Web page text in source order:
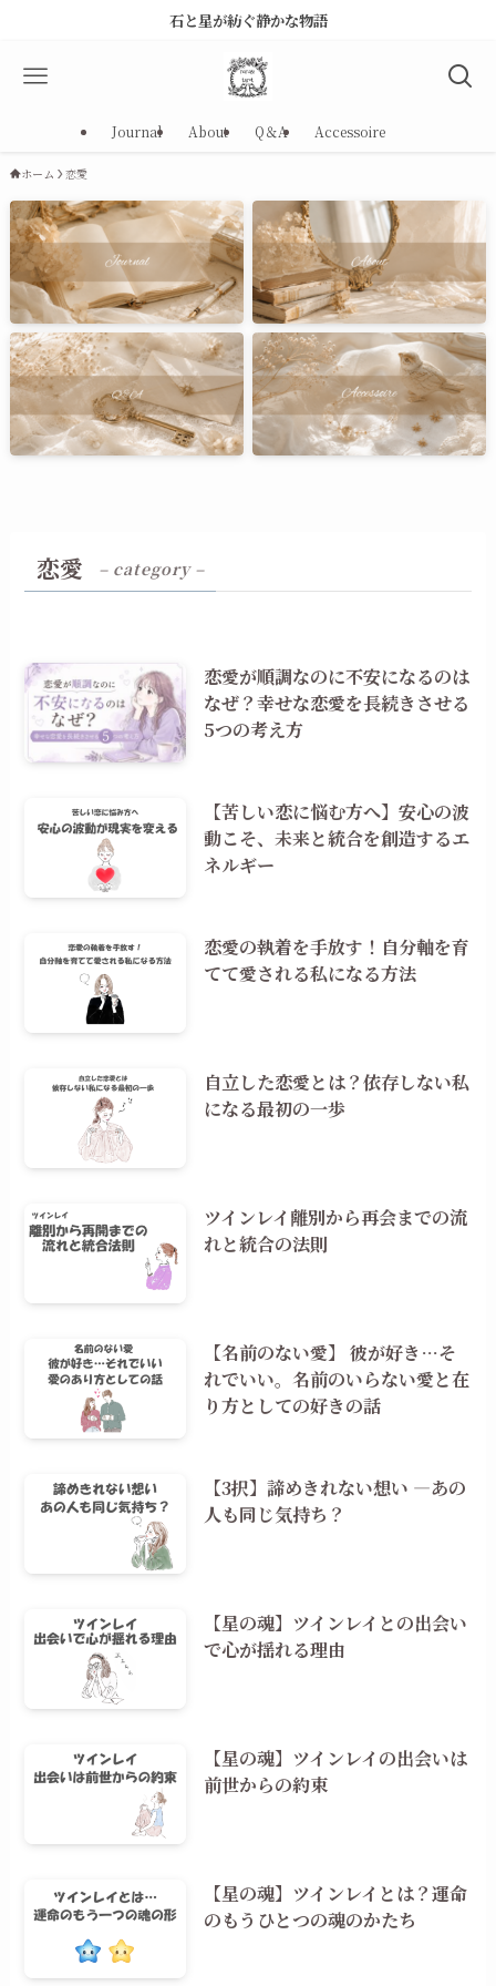
石と星が紡ぐ静かな物語
Journal About Q＆A Accessoire
ホーム 恋愛
恋愛 – category –
恋愛が順調なのに不安になるのは
なぜ？幸せな恋愛を長続きさせる
5つの考え方
【苦しい恋に悩む方へ】安心の波
動こそ、未来と統合を創造するエ
ネルギー
恋愛の執着を手放す！自分軸を育
てて愛される私になる方法
自立した恋愛とは？依存しない私
になる最初の一歩
ツインレイ離別から再会までの流
れと統合の法則
【名前のない愛】 彼が好き…そ
れでいい。名前のいらない愛と在
り方としての好きの話
【3択】諦めきれない想い ―あの
人も同じ気持ち？
【星の魂】ツインレイとの出会い
で心が揺れる理由
【星の魂】ツインレイの出会いは
前世からの約束
【星の魂】ツインレイとは？運命
のもうひとつの魂のかたち